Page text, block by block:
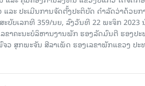
ລະ ປະເມີນການຈັດຕັ້ງປະຕິບັດ ດຳລັດວ່າດ້ວຍກ
ບັບເລກທີ 359/ນຍ, ລົງວັນທີ 22 ພະຈິກ 2023
ຂາຄະນະບໍລິຫານງານພັກ ຮອງລັດມົນຕີ ຮອງປ
ວ ສຸກພະຈັນ ສີລາເພັດ ຮອງເລຂາພັກແຂວງ ປະ